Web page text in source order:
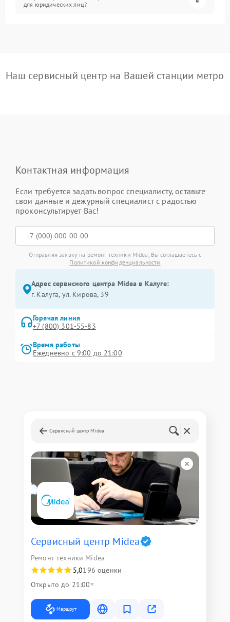
для юридических лиц?
Наш сервисный центр на Вашей станции метро
Контактная информация
Если требуется задать вопрос специалисту, оставьте
свои данные и дежурный специалист с радостью
проконсультирует Вас!
Отправляя заявку на ремонт техники Midea, Вы соглашаетесь с
Политикой конфиденциальности
Адрес сервисного центра Midea в Калуге:
г. Калуга, ул. Кирова, 39
Горячая линия
+7 (800) 301-55-83
Время работы
Ежедневно с 9:00 до 21:00
Сервисный центр Midea
Сервисный центр Midea
Ремонт техники Midea
5,0196 оценки
Открыто до 21:00
Маршрут